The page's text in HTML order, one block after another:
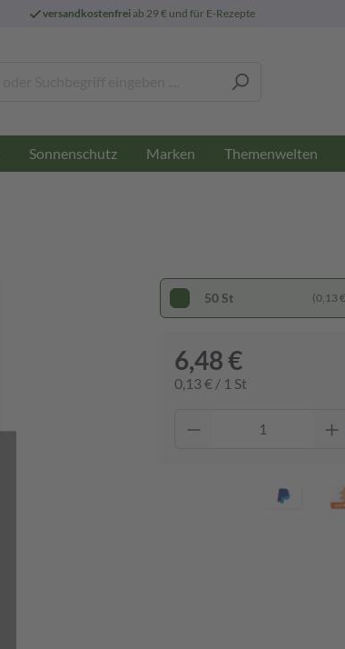
versandkostenfreiab 29 € und für E-Rezepte
Sonnenschutz Marken Themenwelten
50 St (0,13
6,48 €
0,13 € / 1 St